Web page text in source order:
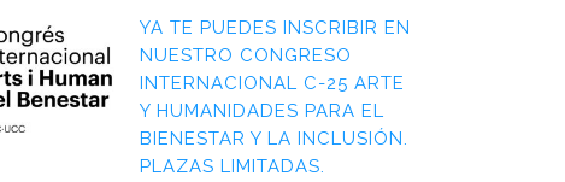
YA TE PUEDES INSCRIBIR EN
NUESTRO CONGRESO
INTERNACIONAL C-25 ARTE
Y HUMANIDADES PARA EL
BIENESTAR Y LA INCLUSIÓN.
PLAZAS LIMITADAS.